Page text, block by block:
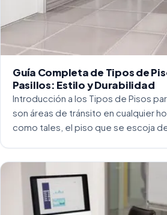
Guía Completa de Tipos de
Pasillos: Estilo y Durabilidad
Introducción a los Tipos de Pisos
son áreas de tránsito en cualquier
como tales, el piso que se escoja